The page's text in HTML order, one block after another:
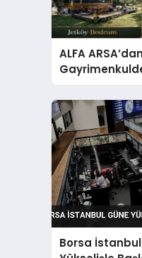
ALFA ARSA’dan
Premium
Fırsatları Bir
Borsa